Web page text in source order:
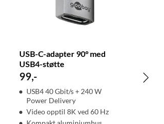
USB-C-adapter 90° med
USB4-støtte
99,-
USB4 40 Gbit/s + 240 W
Power Delivery
Video opptil 8K ved 60 Hz